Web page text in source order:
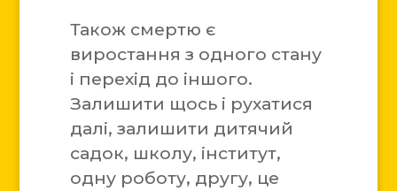
Також смертю є
виростання з одного стану
і перехід до іншого.
Залишити щось і рухатися
далі, залишити дитячий
садок, школу, інститут,
одну роботу, другу, це